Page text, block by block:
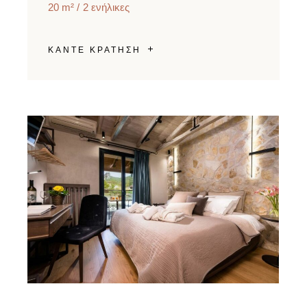
20 m² 2 ενήλικες
ΚΑΝΤΕ ΚΡΑΤΗΣΗ